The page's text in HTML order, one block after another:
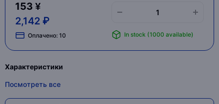
153 ¥
2,142 ₽
Оплачено: 10 In stock (1000 available)
Характеристики
Посмотреть все